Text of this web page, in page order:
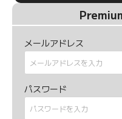
メールアドレス
パスワード